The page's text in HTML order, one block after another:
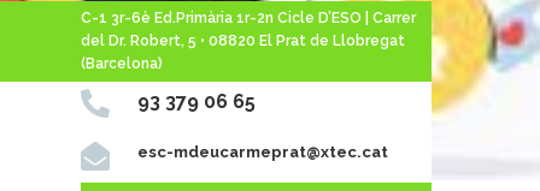
C-1 3r-6è Ed.Primària 1r-2n Cicle D’ESO | Carrer
del Dr. Robert, 5 • 08820 El Prat de Llobregat
(Barcelona)
 93 379 06 65
 esc-mdeucarmeprat@xtec.cat